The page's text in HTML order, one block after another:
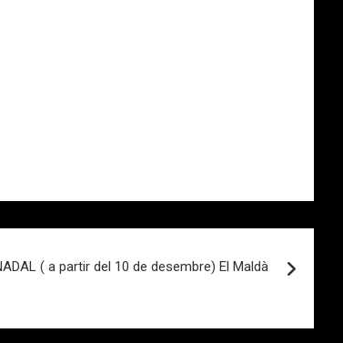
( a partir del 10 de desembre) El Maldà